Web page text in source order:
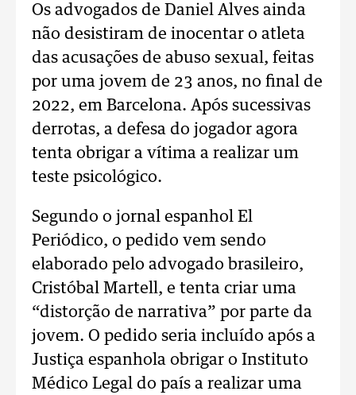
Os advogados de Daniel Alves ainda
não desistiram de inocentar o atleta
das acusações de abuso sexual, feitas
por uma jovem de 23 anos, no final de
2022, em Barcelona. Após sucessivas
derrotas, a defesa do jogador agora
tenta obrigar a vítima a realizar um
teste psicológico.
Segundo o jornal espanhol El
Periódico, o pedido vem sendo
elaborado pelo advogado brasileiro,
Cristóbal Martell, e tenta criar uma
“distorção de narrativa” por parte da
jovem. O pedido seria incluído após a
Justiça espanhola obrigar o Instituto
Médico Legal do país a realizar uma